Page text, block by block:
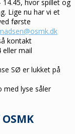
14.45, hvor spillet og
Lige nu har vi et
første
kontakt
eller mail
SØ er lukket på
med lyse såler